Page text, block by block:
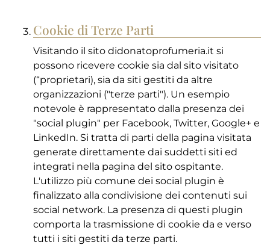
Cookie di Terze Parti
Visitando il sito didonatoprofumeria.it si
possono ricevere cookie sia dal sito visitato
(“proprietari), sia da siti gestiti da altre
organizzazioni ("terze parti"). Un esempio
notevole è rappresentato dalla presenza dei
"social plugin" per Facebook, Twitter, Google+ e
LinkedIn. Si tratta di parti della pagina visitata
generate direttamente dai suddetti siti ed
integrati nella pagina del sito ospitante.
L'utilizzo più comune dei social plugin è
finalizzato alla condivisione dei contenuti sui
social network. La presenza di questi plugin
comporta la trasmissione di cookie da e verso
tutti i siti gestiti da terze parti.